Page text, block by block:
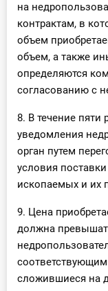
на
контрактам, в
объем
объем, а также
определяются
согласованию с
8. В течение пяти
уведомления
орган путем
условия
ископаемых и их
9. Цена
должна
сложившиеся на